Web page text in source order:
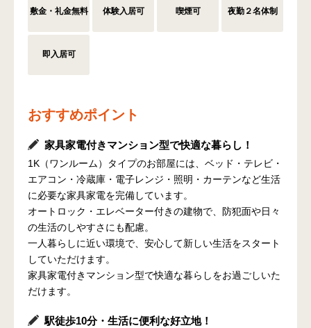
敷金・礼金無料 体験入居可 喫煙可 夜勤２名体制
即入居可
おすすめポイント
家具家電付きマンション型で快適な暮らし！
1K（ワンルーム）タイプのお部屋には、ベッド・テレビ・
エアコン・冷蔵庫・電子レンジ・照明・カーテンなど生活
に必要な家具家電を完備しています。
オートロック・エレベーター付きの建物で、防犯面や日々
の生活のしやすさにも配慮。
一人暮らしに近い環境で、安心して新しい生活をスタート
していただけます。
家具家電付きマンション型で快適な暮らしをお過ごしいた
だけます。
駅徒歩10分・生活に便利な好立地！